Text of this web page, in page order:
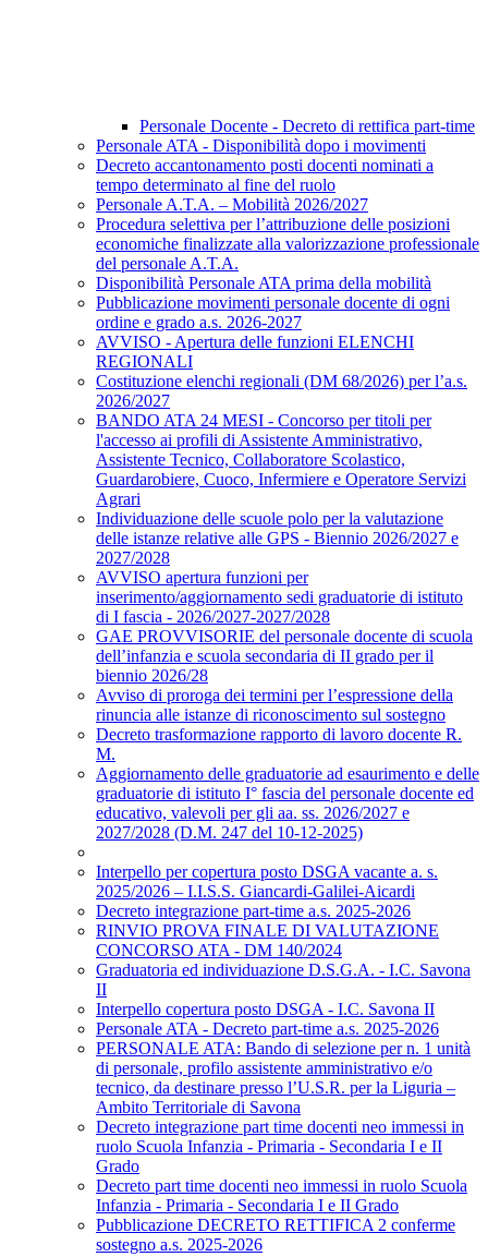
Personale Docente - Decreto di rettifica part-time
Personale ATA - Disponibilità dopo i movimenti
Decreto accantonamento posti docenti nominati a
tempo determinato al fine del ruolo
Personale A.T.A. – Mobilità 2026/2027
Procedura selettiva per l’attribuzione delle posizioni
economiche finalizzate alla valorizzazione professionale
del personale A.T.A.
Disponibilità Personale ATA prima della mobilità
Pubblicazione movimenti personale docente di ogni
ordine e grado a.s. 2026-2027
AVVISO - Apertura delle funzioni ELENCHI
REGIONALI
Costituzione elenchi regionali (DM 68/2026) per l’a.s.
2026/2027
BANDO ATA 24 MESI - Concorso per titoli per
l'accesso ai profili di Assistente Amministrativo,
Assistente Tecnico, Collaboratore Scolastico,
Guardarobiere, Cuoco, Infermiere e Operatore Servizi
Agrari
Individuazione delle scuole polo per la valutazione
delle istanze relative alle GPS - Biennio 2026/2027 e
2027/2028
AVVISO apertura funzioni per
inserimento/aggiornamento sedi graduatorie di istituto
di I fascia - 2026/2027-2027/2028
GAE PROVVISORIE del personale docente di scuola
dell’infanzia e scuola secondaria di II grado per il
biennio 2026/28
Avviso di proroga dei termini per l’espressione della
rinuncia alle istanze di riconoscimento sul sostegno
Decreto trasformazione rapporto di lavoro docente R.
M.
Aggiornamento delle graduatorie ad esaurimento e delle
graduatorie di istituto I° fascia del personale docente ed
educativo, valevoli per gli aa. ss. 2026/2027 e
2027/2028 (D.M. 247 del 10-12-2025)
Interpello per copertura posto DSGA vacante a. s.
2025/2026 – I.I.S.S. Giancardi-Galilei-Aicardi
Decreto integrazione part-time a.s. 2025-2026
RINVIO PROVA FINALE DI VALUTAZIONE
CONCORSO ATA - DM 140/2024
Graduatoria ed individuazione D.S.G.A. - I.C. Savona
II
Interpello copertura posto DSGA - I.C. Savona II
Personale ATA - Decreto part-time a.s. 2025-2026
PERSONALE ATA: Bando di selezione per n. 1 unità
di personale, profilo assistente amministrativo e/o
tecnico, da destinare presso l’U.S.R. per la Liguria –
Ambito Territoriale di Savona
Decreto integrazione part time docenti neo immessi in
ruolo Scuola Infanzia - Primaria - Secondaria I e II
Grado
Decreto part time docenti neo immessi in ruolo Scuola
Infanzia - Primaria - Secondaria I e II Grado
Pubblicazione DECRETO RETTIFICA 2 conferme
sostegno a.s. 2025-2026